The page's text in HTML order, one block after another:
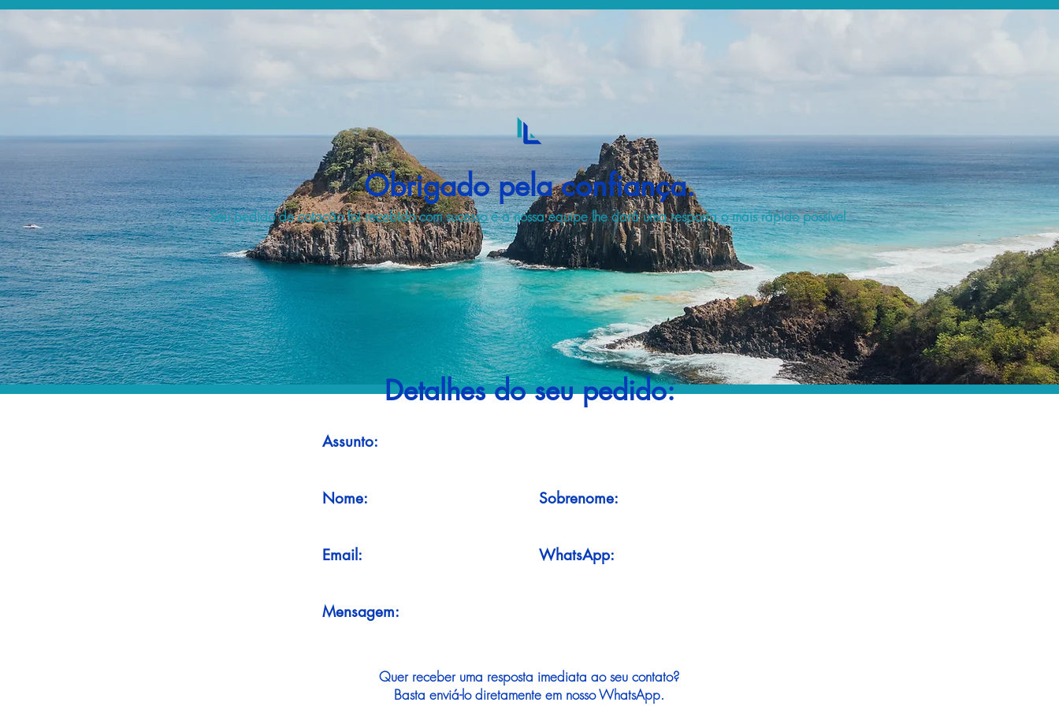
Obrigado pela confiança.
Seu pedido de cotação foi recebido com sucesso e a nossa equipe lhe dará uma resposta o mais rápido possível.
Detalhes do seu pedido:
Assunto:
Nome: Sobrenome:
Email: WhatsApp:
Mensagem:
Quer receber uma resposta imediata ao seu contato?
Basta enviá-lo diretamente em nosso WhatsApp.